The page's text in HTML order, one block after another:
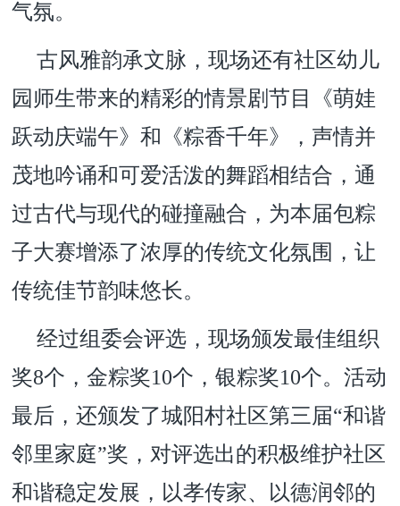
气氛。
古风雅韵承文脉，现场还有社区幼儿
园师生带来的精彩的情景剧节目《萌娃
跃动庆端午》和《粽香千年》，声情并
茂地吟诵和可爱活泼的舞蹈相结合，通
过古代与现代的碰撞融合，为本届包粽
子大赛增添了浓厚的传统文化氛围，让
传统佳节韵味悠长。
经过组委会评选，现场颁发最佳组织
奖8个，金粽奖10个，银粽奖10个。活动
最后，还颁发了城阳村社区第三届“和谐
邻里家庭”奖，对评选出的积极维护社区
和谐稳定发展，以孝传家、以德润邻的